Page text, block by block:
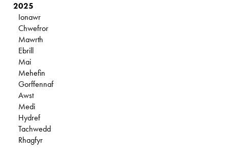
2025
Ionawr
Chwefror
Mawrth
Ebrill
Mai
Mehefin
Gorffennaf
Awst
Medi
Hydref
Tachwedd
Rhagfyr